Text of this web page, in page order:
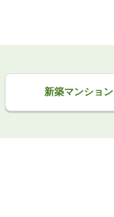
新築マンション